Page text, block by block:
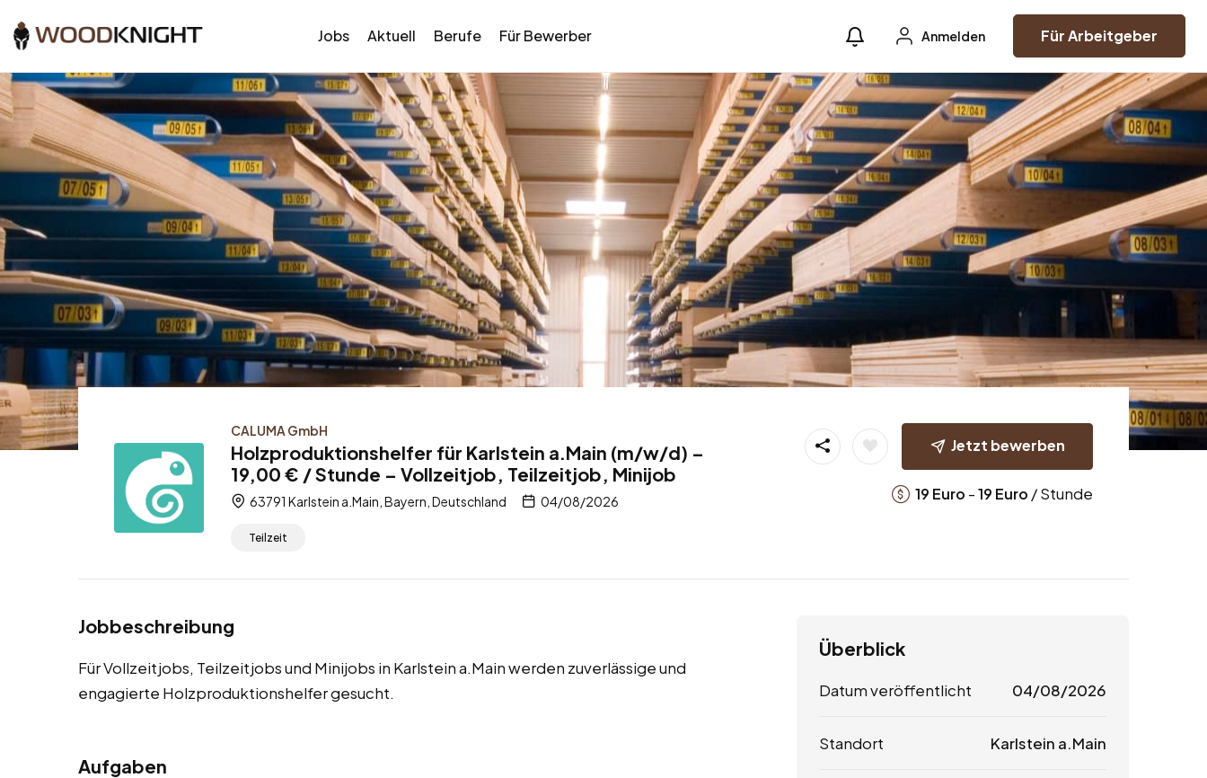
Jobs Aktuell Berufe Für Bewerber Anmelden Für Arbeitgeber
CALUMA GmbH
Holzproduktionshelfer für Karlstein a.Main (m/w/d) –
19,00 € / Stunde – Vollzeitjob, Teilzeitjob, Minijob
63791 Karlstein a.Main, Bayern, Deutschland 04/08/2026
Teilzeit
Jetzt bewerben
19 Euro -19 Euro / Stunde
Jobbeschreibung
Für Vollzeitjobs, Teilzeitjobs und Minijobs in Karlstein a.Main werden zuverlässige und
engagierte Holzproduktionshelfer gesucht.
Aufgaben
Überblick
Datum veröffentlicht 04/08/2026
Standort Karlstein a.Main